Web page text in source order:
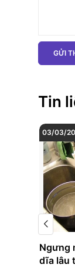
GỬI
Tin
03/03/
Ngưng
dĩa lâu